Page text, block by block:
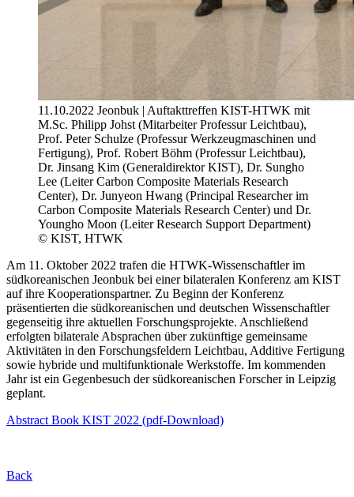
11.10.2022 Jeonbuk | Auftakttreffen KIST-HTWK mit
M.Sc. Philipp Johst (Mitarbeiter Professur Leichtbau),
Prof. Peter Schulze (Professur Werkzeugmaschinen und
Fertigung), Prof. Robert Böhm (Professur Leichtbau),
Dr. Jinsang Kim (Generaldirektor KIST), Dr. Sungho
Lee (Leiter Carbon Composite Materials Research
Center), Dr. Junyeon Hwang (Principal Researcher im
Carbon Composite Materials Research Center) und Dr.
Youngho Moon (Leiter Research Support Department)
© KIST, HTWK
Am 11. Oktober 2022 trafen die HTWK-Wissenschaftler im
südkoreanischen Jeonbuk bei einer bilateralen Konferenz am KIST
auf ihre Kooperationspartner. Zu Beginn der Konferenz
präsentierten die südkoreanischen und deut­schen Wissenschaftler
gegenseitig ihre aktuellen Forschungsprojekte. Anschließend
erfolgten bilaterale Absprachen über zukünftige gemeinsame
Aktivitäten in den Forschungs­feldern Leichtbau, Additive Fertigung
sowie hybride und multifunktionale Werkstoffe. Im kommen­den
Jahr ist ein Gegenbesuch der südkoreanischen Forscher in Leipzig
geplant.
Abstract Book KIST 2022 (pdf-Download)
Back